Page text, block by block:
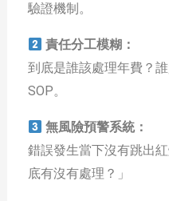
驗證機制。
責任分工模糊：
到底是誰該處理年費？
SOP。
無風險預警系統：
錯誤發生當下沒有跳出
底有沒有處理？」